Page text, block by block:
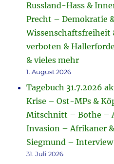
Russland-Hass &
Precht – Demokratie
verboten &
& vieles mehr
1. August 2026
Tagebuch 31.7.2026
Krise – Ost-MPs &
Mitschnitt – Bothe –
Invasion – Afrikaner
Siegmund –
31. Juli 2026